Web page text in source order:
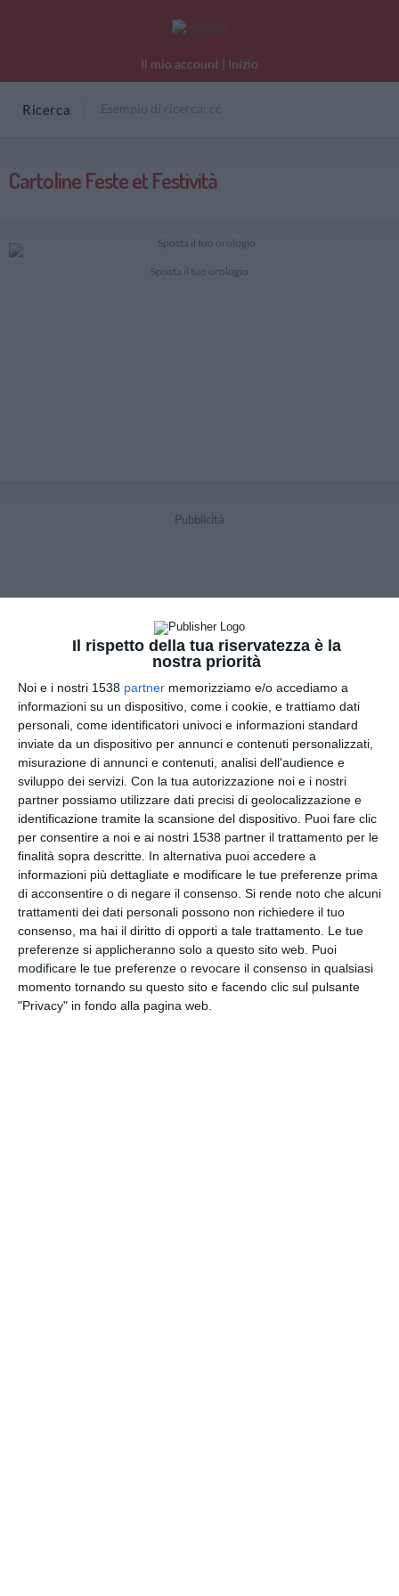
Il rispetto della tua riservatezza è la
nostra priorità
Noi e i nostri 1538 partner memorizziamo e/o accediamo a
informazioni su un dispositivo, come i cookie, e trattiamo dati
personali, come identificatori univoci e informazioni standard
inviate da un dispositivo per annunci e contenuti personalizzati,
misurazione di annunci e contenuti, analisi dell'audience e
sviluppo dei servizi. Con la tua autorizzazione noi e i nostri
partner possiamo utilizzare dati precisi di geolocalizzazione e
identificazione tramite la scansione del dispositivo. Puoi fare clic
per consentire a noi e ai nostri 1538 partner il trattamento per le
finalità sopra descritte. In alternativa puoi accedere a
informazioni più dettagliate e modificare le tue preferenze prima
di acconsentire o di negare il consenso. Si rende noto che alcuni
trattamenti dei dati personali possono non richiedere il tuo
consenso, ma hai il diritto di opporti a tale trattamento. Le tue
preferenze si applicheranno solo a questo sito web. Puoi
modificare le tue preferenze o revocare il consenso in qualsiasi
momento tornando su questo sito e facendo clic sul pulsante
"Privacy" in fondo alla pagina web.
Il mio account | Inizio
Ricerca
Cartoline Feste et Festività
Sposta il tuo orologio
Pubblicità
Non dimenticare di spostare l'orologio